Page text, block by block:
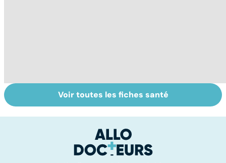
Tout savoir sur
les infections
Inflammation des
amygdales : que
d'angine ?
Voir toutes les fiches santé